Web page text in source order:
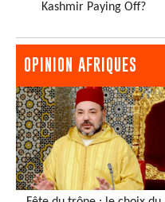
Kashmir Paying Off?
OPINION AFRIQUES